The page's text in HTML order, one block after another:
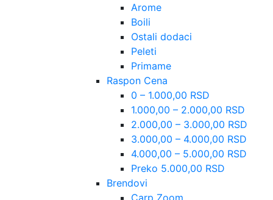
Arome
Boili
Ostali dodaci
Peleti
Primame
Raspon Cena
0 – 1.000,00 RSD
1.000,00 – 2.000,00 RSD
2.000,00 – 3.000,00 RSD
3.000,00 – 4.000,00 RSD
4.000,00 – 5.000,00 RSD
Preko 5.000,00 RSD
Brendovi
Carp Zoom